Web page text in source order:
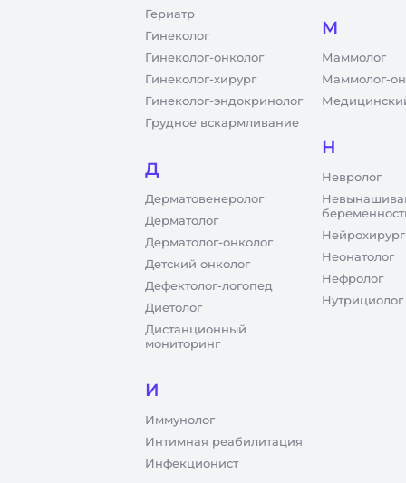
Гериатр
Гинеколог
Гинеколог-онколог
Гинеколог-хирург
Гинеколог-эндокринолог
Грудное вскармливание
Д
Дерматовенеролог
Дерматолог
Дерматолог-онколог
Детский онколог
Дефектолог-логопед
Диетолог
Дистанционный
мониторинг
И
Иммунолог
Интимная реабилитация
Инфекционист
М
Маммолог
Маммолог-
Н
Невролог
Нейрохирург
Неонатолог
Нефролог
Нутрициолог